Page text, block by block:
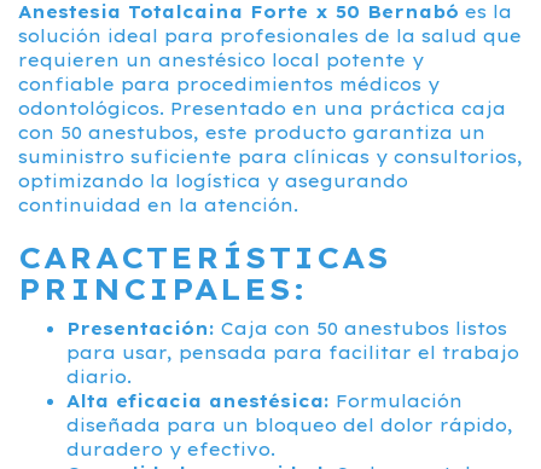
Anestesia Totalcaina Forte x 50 Bernabó es la
solución ideal para profesionales de la salud que
requieren un anestésico local potente y
confiable para procedimientos médicos y
odontológicos. Presentado en una práctica caja
con 50 anestubos, este producto garantiza un
suministro suficiente para clínicas y consultorios,
optimizando la logística y asegurando
continuidad en la atención.
CARACTERÍSTICAS
PRINCIPALES:
Presentación: Caja con 50 anestubos listos
para usar, pensada para facilitar el trabajo
diario.
Alta eficacia anestésica: Formulación
diseñada para un bloqueo del dolor rápido,
duradero y efectivo.